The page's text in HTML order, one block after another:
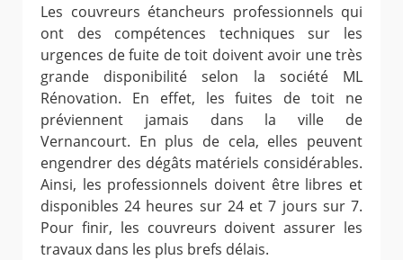
Les couvreurs étancheurs professionnels qui
ont des compétences techniques sur les
urgences de fuite de toit doivent avoir une très
grande disponibilité selon la société ML
Rénovation. En effet, les fuites de toit ne
préviennent jamais dans la ville de
Vernancourt. En plus de cela, elles peuvent
engendrer des dégâts matériels considérables.
Ainsi, les professionnels doivent être libres et
disponibles 24 heures sur 24 et 7 jours sur 7.
Pour finir, les couvreurs doivent assurer les
travaux dans les plus brefs délais.